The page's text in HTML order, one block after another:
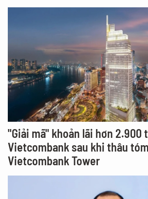
"Giải mã" khoản lãi hơn 2.900
Vietcombank sau khi thâu tóm
Vietcombank Tower